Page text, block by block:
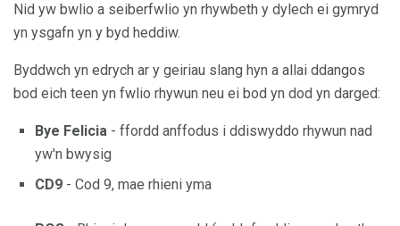
Nid yw bwlio a seiberfwlio yn rhywbeth y dylech ei gymryd
yn ysgafn yn y byd heddiw.
Byddwch yn edrych ar y geiriau slang hyn a allai ddangos
bod eich teen yn fwlio rhywun neu ei bod yn dod yn darged:
Bye Felicia - ffordd anffodus i ddiswyddo rhywun nad
yw'n bwysig
CD9 - Cod 9, mae rhieni yma